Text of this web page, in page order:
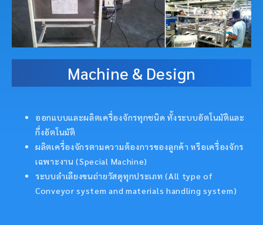
Machine & Design
ออกแบบและผลิตเครื่องจักรทุกชนิด ทั้งระบบอัตโนมัติและ
กึ่งอัตโนมัติ
ผลิตเครื่องจักรตามความต้องการของลูกค้า หรือเครื่องจักร
เฉพาะงาน (Special Machine)
ระบบลำเลียงขนถ่ายวัสดุทุกประเภท (All type of
Conveyor system and materials handling system)